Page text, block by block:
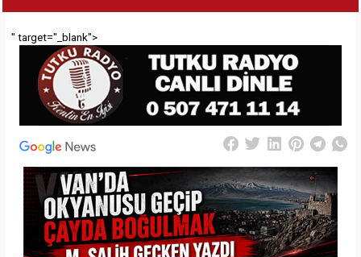
" target="_blank">